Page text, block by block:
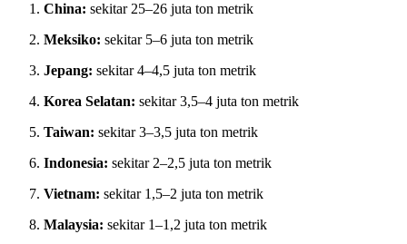
China: sekitar 25–26 juta ton metrik
Meksiko: sekitar 5–6 juta ton metrik
Jepang: sekitar 4–4,5 juta ton metrik
Korea Selatan: sekitar 3,5–4 juta ton metrik
Taiwan: sekitar 3–3,5 juta ton metrik
Indonesia: sekitar 2–2,5 juta ton metrik
Vietnam: sekitar 1,5–2 juta ton metrik
Malaysia: sekitar 1–1,2 juta ton metrik